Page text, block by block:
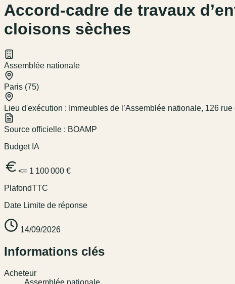
Accord-cadre de travaux
cloisons sèches
Assemblée nationale
Paris (75)
Lieu d'exécution : Immeubles de l’Assemblée nationale, 126
Source officielle : BOAMP
Budget IA
<= 1 100 000 €
PlafondTTC
Date Limite de réponse
14/09/2026
Informations clés
Acheteur
Assemblée nationale